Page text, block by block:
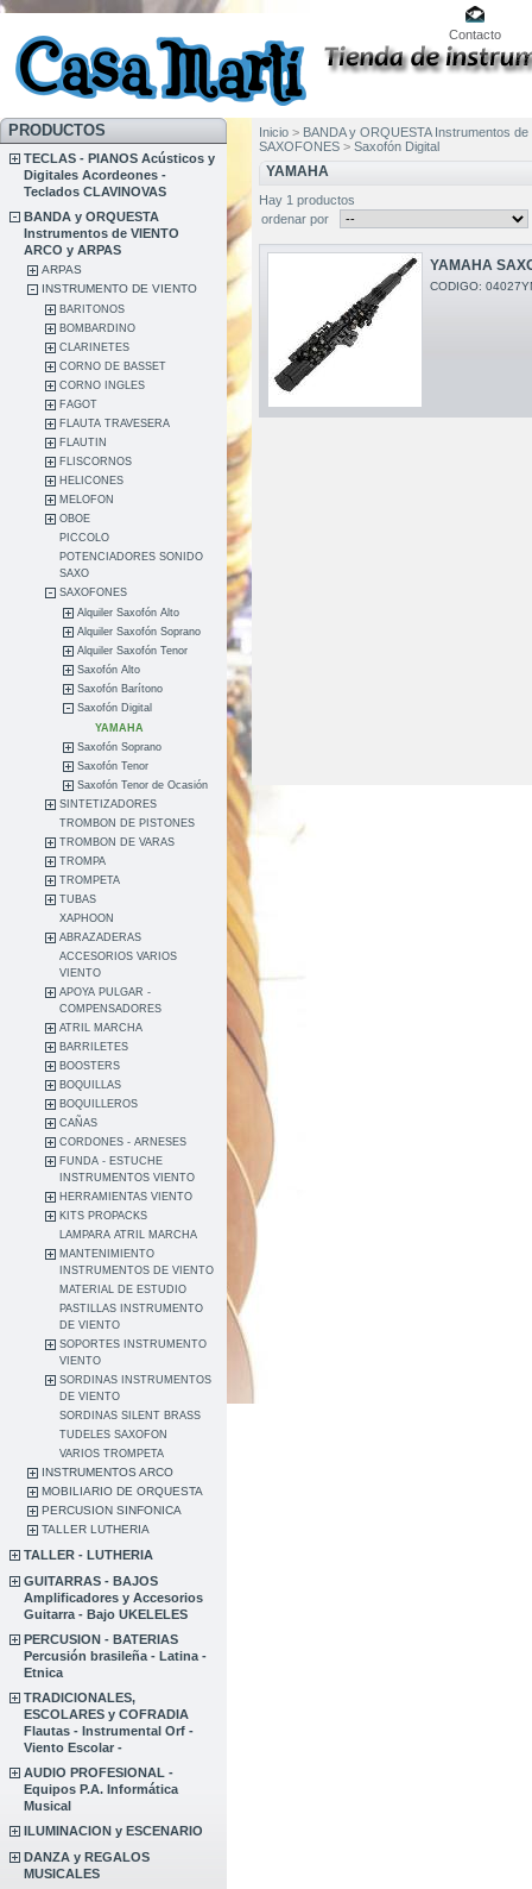
Contacto
PRODUCTOS
TECLAS - PIANOS Acústicos y
Digitales Acordeones -
Teclados CLAVINOVAS
BANDA y ORQUESTA
Instrumentos de VIENTO
ARCO y ARPAS
ARPAS
INSTRUMENTO DE VIENTO
BARITONOS
BOMBARDINO
CLARINETES
CORNO DE BASSET
CORNO INGLES
FAGOT
FLAUTA TRAVESERA
FLAUTIN
FLISCORNOS
HELICONES
MELOFON
OBOE
PICCOLO
POTENCIADORES SONIDO
SAXO
SAXOFONES
Alquiler Saxofón Alto
Alquiler Saxofón Soprano
Alquiler Saxofón Tenor
Saxofón Alto
Saxofón Barítono
Saxofón Digital
YAMAHA
Saxofón Soprano
Saxofón Tenor
Saxofón Tenor de Ocasión
SINTETIZADORES
TROMBON DE PISTONES
TROMBON DE VARAS
TROMPA
TROMPETA
TUBAS
XAPHOON
ABRAZADERAS
ACCESORIOS VARIOS
VIENTO
APOYA PULGAR -
COMPENSADORES
ATRIL MARCHA
BARRILETES
BOOSTERS
BOQUILLAS
BOQUILLEROS
CAÑAS
CORDONES - ARNESES
FUNDA - ESTUCHE
INSTRUMENTOS VIENTO
HERRAMIENTAS VIENTO
KITS PROPACKS
LAMPARA ATRIL MARCHA
MANTENIMIENTO
INSTRUMENTOS DE VIENTO
MATERIAL DE ESTUDIO
PASTILLAS INSTRUMENTO
DE VIENTO
SOPORTES INSTRUMENTO
VIENTO
SORDINAS INSTRUMENTOS
DE VIENTO
SORDINAS SILENT BRASS
TUDELES SAXOFON
VARIOS TROMPETA
INSTRUMENTOS ARCO
MOBILIARIO DE ORQUESTA
PERCUSION SINFONICA
TALLER LUTHERIA
TALLER - LUTHERIA
GUITARRAS - BAJOS
Amplificadores y Accesorios
Guitarra - Bajo UKELELES
PERCUSION - BATERIAS
Percusión brasileña - Latina -
Etnica
TRADICIONALES,
ESCOLARES y COFRADIA
Flautas - Instrumental Orf -
Viento Escolar -
AUDIO PROFESIONAL -
Equipos P.A. Informática
Musical
ILUMINACION y ESCENARIO
DANZA y REGALOS
MUSICALES
Inicio > BANDA y ORQUESTA Instrumentos
SAXOFONES > Saxofón Digital
YAMAHA
Hay 1 productos
ordenar por
YAMAHA
CODIGO: